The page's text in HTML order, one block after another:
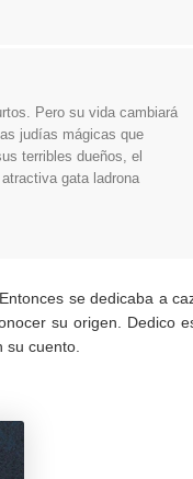
Pero su vida cambiará
judías mágicas que
terribles dueños, el
gata ladrona
se dedicaba a
su origen. Dedico
cuento.